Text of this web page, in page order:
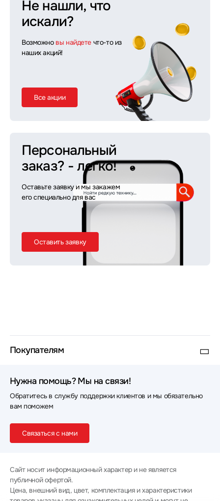
Не нашли, что
искали?
Возможно вы найдете что-то из
наших акций!
Все акции
Персональный
заказ? - легко!
Оставьте заявку и мы закажем
его специально для вас
Оставить заявку
Покупателям
Нужна помощь? Мы на связи!
Обратитесь в службу поддержки клиентов и мы обязательно
вам поможем
Связаться с нами
Сайт носит информационный характер и не является
публичной офертой.
Цена, внешний вид, цвет, комплектация и характеристики